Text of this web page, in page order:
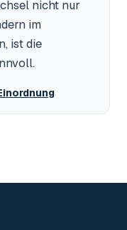
nicht nur
im
ist die